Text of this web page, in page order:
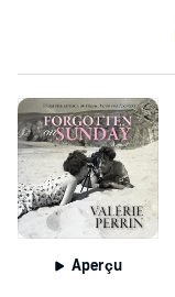
Aperçu